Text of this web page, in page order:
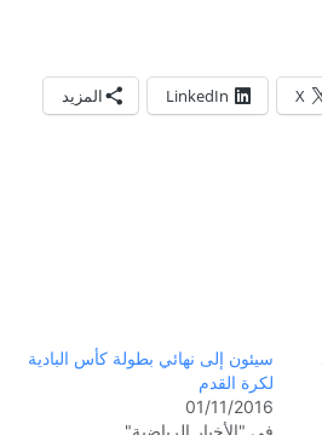
X
LinkedIn المزيد
سيئون إلى نهائي بطولة كأس البادية
لكرة القدم
01/11/2016